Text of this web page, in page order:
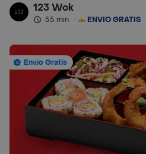
123 Wok
55 min · ENVÍO GRATIS
Envío Gratis